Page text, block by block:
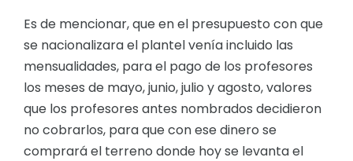
Es de mencionar, que en el presupuesto con que
se nacionalizara el plantel venía incluido las
mensualidades, para el pago de los profesores
los meses de mayo, junio, julio y agosto, valores
que los profesores antes nombrados decidieron
no cobrarlos, para que con ese dinero se
comprará el terreno donde hoy se levanta el